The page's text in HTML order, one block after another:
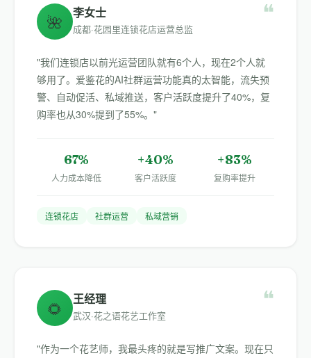
🌺 李女士
成都·花园里连锁花店运营总监
❝
"我们连锁店以前光运营团队就有6个人，现在2个人就
够用了。爱鉴花的AI社群运营功能真的太智能，流失预
警、自动促活、私域推送，客户活跃度提升了40%，复
购率也从30%提到了55%。"
67%
人力成本降低
+40%
客户活跃度
+83%
复购率提升
连锁花店 社群运营 私域营销
🌻 王经理
武汉·花之语花艺工作室
❝
"作为一个花艺师，我最头疼的就是写推广文案。现在只